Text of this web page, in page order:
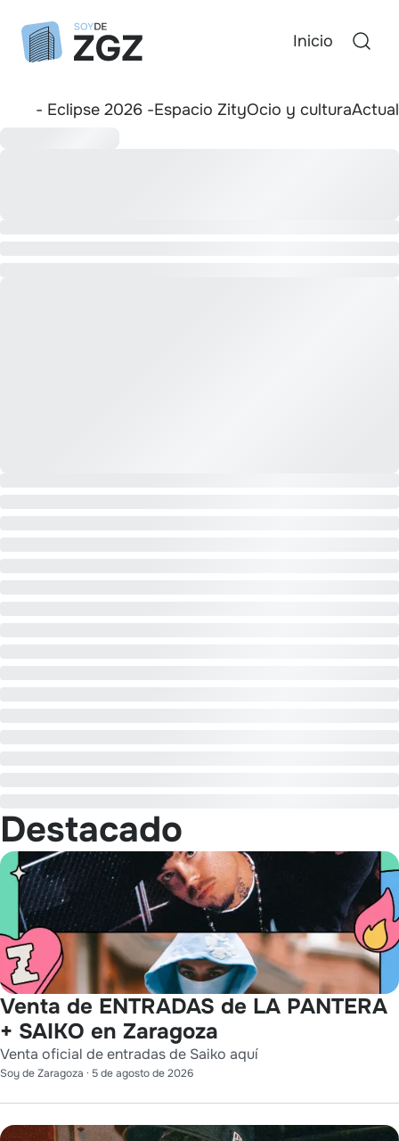
Inicio
- Eclipse 2026 -Espacio ZityOcio y cultura
Destacado
Venta de ENTRADAS de LA PANTERA
+ SAIKO en Zaragoza
Venta oficial de entradas de Saiko aquí
Soy de Zaragoza · 5 de agosto de 2026